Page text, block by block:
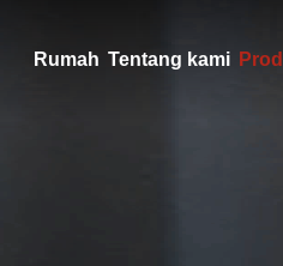
Rumah Tentang kami